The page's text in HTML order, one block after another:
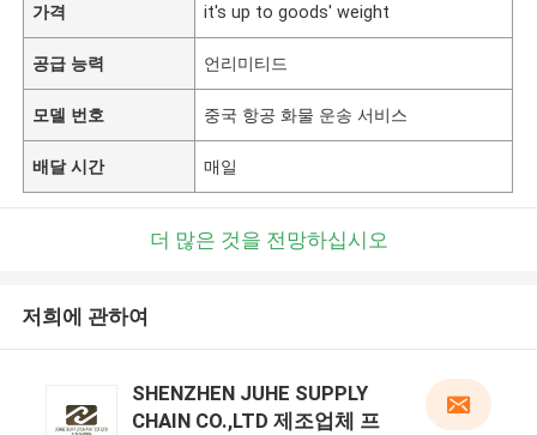
가격 it's up to goods' weight
공급 능력 언리미티드
모델 번호 중국 항공 화물 운송 서비스
배달 시간 매일
더 많은 것을 전망하십시오
저희에 관하여
SHENZHEN JUHE SUPPLY
CHAIN CO.,LTD 제조업체 프